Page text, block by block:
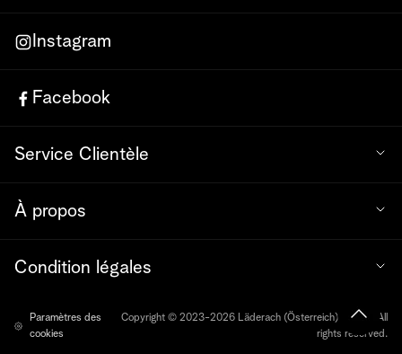
Instagram
Facebook
Service Clientèle
À propos
Condition légales
Paramètres des
cookies
Copyright © 2023-2026 Läderach (Österreich) GmbH. All
rights reserved.